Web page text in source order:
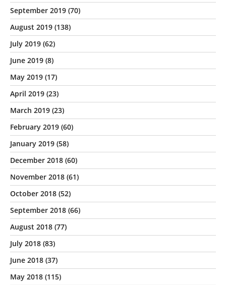
September 2019 (70)
August 2019 (138)
July 2019 (62)
June 2019 (8)
May 2019 (17)
April 2019 (23)
March 2019 (23)
February 2019 (60)
January 2019 (58)
December 2018 (60)
November 2018 (61)
October 2018 (52)
September 2018 (66)
August 2018 (77)
July 2018 (83)
June 2018 (37)
May 2018 (115)